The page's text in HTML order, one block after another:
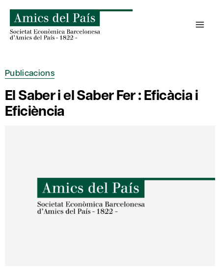
content
Publicacions
El Saber i el Saber Fer : Eficàcia i
Eficiència